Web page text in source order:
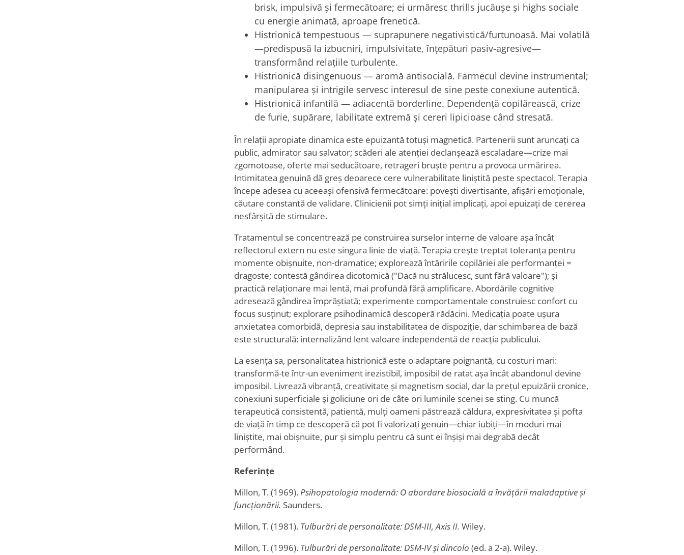
brisk, impulsivă și fermecătoare; ei urmăresc thrills jucăușe și highs sociale
cu energie animată, aproape frenetică.
Histrionică tempestuous — suprapunere negativistică/furtunoasă. Mai volatilă
—predispusă la izbucniri, impulsivitate, înțepături pasiv-agresive—
transformând relațiile turbulente.
Histrionică disingenuous — aromă antisocială. Farmecul devine instrumental;
manipularea și intrigile servesc interesul de sine peste conexiune autentică.
Histrionică infantilă — adiacentă borderline. Dependență copilărească, crize
de furie, supărare, labilitate extremă și cereri lipicioase când stresată.
În relații apropiate dinamica este epuizantă totuși magnetică. Partenerii sunt aruncați ca
public, admirator sau salvator; scăderi ale atenției declanșează escaladare—crize mai
zgomotoase, oferte mai seducătoare, retrageri bruște pentru a provoca urmărirea.
Intimitatea genuină dă greș deoarece cere vulnerabilitate liniștită peste spectacol. Terapia
începe adesea cu aceeași ofensivă fermecătoare: povești divertisante, afișări emoționale,
căutare constantă de validare. Clinicienii pot simți inițial implicați, apoi epuizați de cererea
nesfârșită de stimulare.
Tratamentul se concentrează pe construirea surselor interne de valoare așa încât
reflectorul extern nu este singura linie de viață. Terapia crește treptat toleranța pentru
momente obișnuite, non-dramatice; explorează întăririle copilăriei ale performanței =
dragoste; contestă gândirea dicotomică ("Dacă nu strălucesc, sunt fără valoare"); și
practică relaționare mai lentă, mai profundă fără amplificare. Abordările cognitive
adresează gândirea împrăștiată; experimente comportamentale construiesc confort cu
focus susținut; explorare psihodinamică descoperă rădăcini. Medicația poate ușura
anxietatea comorbidă, depresia sau instabilitatea de dispoziție, dar schimbarea de bază
este structurală: internalizând lent valoare independentă de reacția publicului.
La esența sa, personalitatea histrionică este o adaptare poignantă, cu costuri mari:
transformă-te într-un eveniment irezistibil, imposibil de ratat așa încât abandonul devine
imposibil. Livrează vibranță, creativitate și magnetism social, dar la prețul epuizării cronice,
conexiuni superficiale și goliciune ori de câte ori luminile scenei se sting. Cu muncă
terapeutică consistentă, patientă, mulți oameni păstrează căldura, expresivitatea și pofta
de viață în timp ce descoperă că pot fi valorizați genuin—chiar iubiți—în moduri mai
liniștite, mai obișnuite, pur și simplu pentru că sunt ei înșiși mai degrabă decât
performând.
Referințe
Millon, T. (1969). Psihopatologia modernă: O abordare biosocială a învățării maladaptive și
funcționării. Saunders.
Millon, T. (1981). Tulburări de personalitate: DSM-III, Axis II. Wiley.
Millon, T. (1996). Tulburări de personalitate: DSM-IV și dincolo (ed. a 2-a). Wiley.